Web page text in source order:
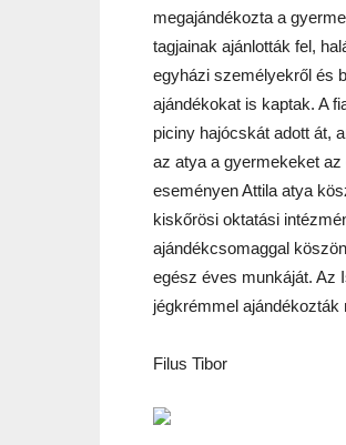
megajándékozta a
tagjainak ajánlották fel,
egyházi személyekről és
ajándékokat is kaptak. A
piciny hajócskát adott át,
az atya a gyermekeket
eseményen Attila atya
kiskőrösi oktatási
ajándékcsomaggal
egész éves munkáját. Az
jégkrémmel ajándékozták
Filus Tibor